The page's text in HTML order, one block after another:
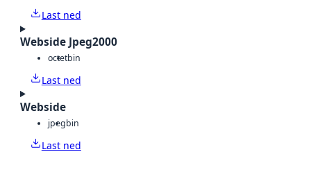
Last ned
Webside Jpeg2000
octetbin
Last ned
Webside
jpegbin
Last ned